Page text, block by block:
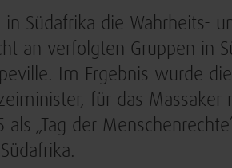
in Südafrika die Wahrheits-
an verfolgten Gruppen in
Im Ergebnis wurde
für das
als „Tag der